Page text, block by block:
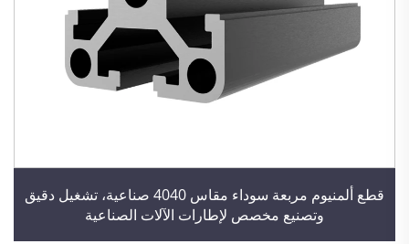
قطع ألمنيوم مربعة سوداء مقاس 4040 صناعية، تشغيل دقيق
وتصنيع مخصص لإطارات الآلات الصناعية